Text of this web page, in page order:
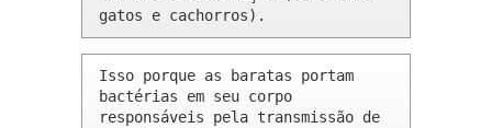
gatos e cachorros).
Isso porque as baratas portam
bactérias em seu corpo
responsáveis pela transmissão de